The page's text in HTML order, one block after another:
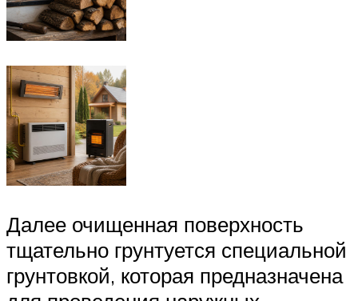
Далее очищенная поверхность
тщательно грунтуется специальной
грунтовкой, которая предназначена